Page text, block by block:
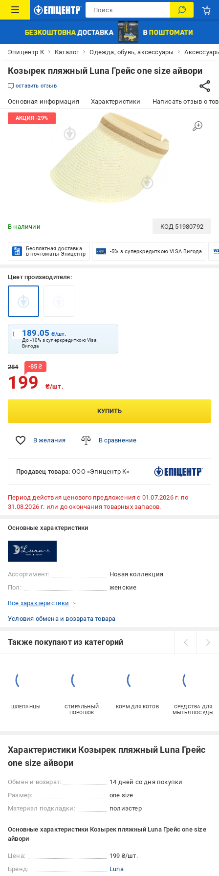
Эпицентр К Каталог Одежда, обувь, аксессуары
Козырек пляжный Luna Грейс one size айвори
оставить отзыв
Основная информация Характеристики Написать отзыв о
В наличии КОД 51980792
Бесплатная доставка
в почтоматы Эпицентр
-5% з суперкредиткою VISA Вигода
Цвет производителя:
189.05₴/шт.
До -10% з суперкредиткою Visa
Вигода
284 -85 ₴
199 ₴/шт.
КУПИТЬ
В желания В сравнение
Продавец товара: ООО «Эпицентр К»
Период действия ценового предложения с 01.07.2026 г. по
31.08.2026 г. или до окончания товарных запасов.
Основные характеристики
Ассортимент:
Новая коллекция
Пол:
женские
Все характеристики
Условия обмена и возврата товара
Также покупают из категорий
ШЛЕПАНЦЫ
СТИРАЛЬНЫЙ
ПОРОШОК
КОРМ ДЛЯ КОТОВ
СРЕДСТВА ДЛЯ
МЫТЬЯ ПОСУДЫ
Характеристики Козырек пляжный Luna Грейс
one size айвори
Обмен и возврат:
14 дней со дня покупки
Размер:
one size
Материал подкладки:
полиэстер
Основные характеристики Козырек пляжный Luna Грейс one size
айвори
Цена:
199 ₴/шт.
Бренд:
Luna